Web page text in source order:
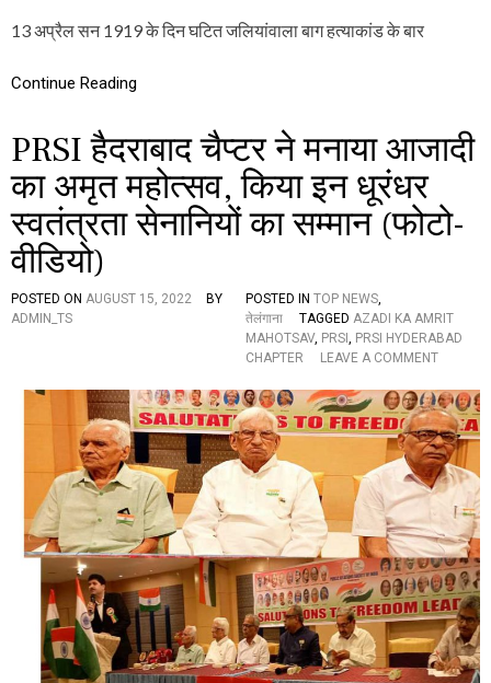
ण
ज
लि
यां
वा
ला
बा
त्या
कां
ड
13 अप्रैल सन 1919 के दिन घटित जलियांवाला बाग हत्याकांड के बार
Continue Reading
PRSI हैदराबाद चैप्टर ने मनाया आजादी
का अमृत महोत्सव, किया इन धूरंधर
स्वतंत्रता सेनानियों का सम्मान (फोटो-
वीडियो)
POSTED ON AUGUST 15, 2022
BY
ADMIN_TS
POSTED IN TOP NEWS,
तेलंगाना
TAGGED AZADI KA AMRIT
MAHOTSAV, PRSI , PRSI HYDERABAD
CHAPTER
LEAVE A COMMENTO
P
R
S
I
है
द
बा
द
चै
प्ट
र
ने
म
ना